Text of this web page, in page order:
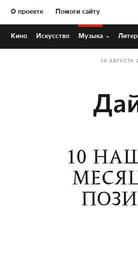
О проекте Помоги сайту
Кино Искусство Музыка
10 АВГУСТА
10